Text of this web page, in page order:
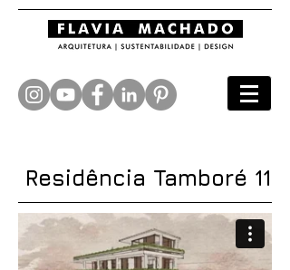
Residência Tamboré 11